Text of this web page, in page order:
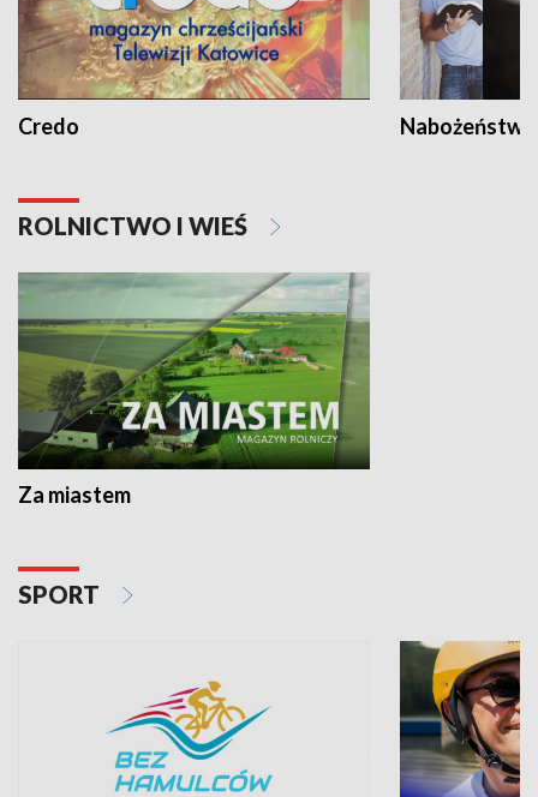
Credo
ROLNICTWO I WIEŚ
Za miastem
SPORT